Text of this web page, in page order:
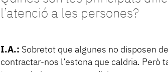
l’atenció a les persones?
I.A.: Sobretot que algunes no disposen
contractar-nos l’estona que caldria. Però